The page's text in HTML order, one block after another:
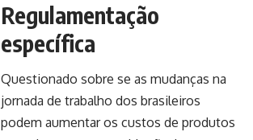
Regulamentação
específica
Questionado sobre se as mudanças na
jornada de trabalho dos brasileiros
podem aumentar os custos de produtos